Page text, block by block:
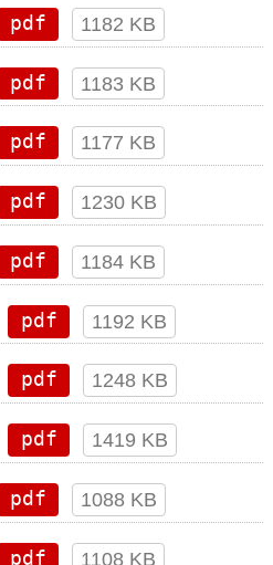
pdf 1182 KB
pdf 1183 KB
pdf 1177 KB
pdf 1230 KB
pdf 1184 KB
pdf 1192 KB
pdf 1248 KB
pdf 1419 KB
pdf 1088 KB
pdf 1108 KB